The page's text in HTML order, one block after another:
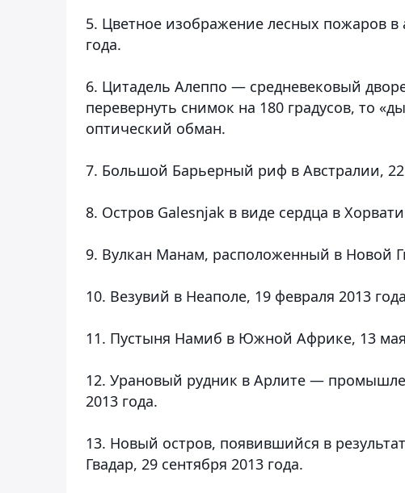
5. Цветное изображение лесных пожаров в
года.
6. Цитадель Алеппо — средневековый
перевернуть снимок на 180 градусов, то
оптический обман.
7. Большой Барьерный риф в Австралии, 22
8. Остров Galesnjak в виде сердца в
9. Вулкан Манам, расположенный в Новой
10. Везувий в Неаполе, 19 февраля 2013
11. Пустыня Намиб в Южной Африке, 13 мая
12. Урановый рудник в Арлите —
2013 года.
13. Новый остров, появившийся в
Гвадар, 29 сентября 2013 года.